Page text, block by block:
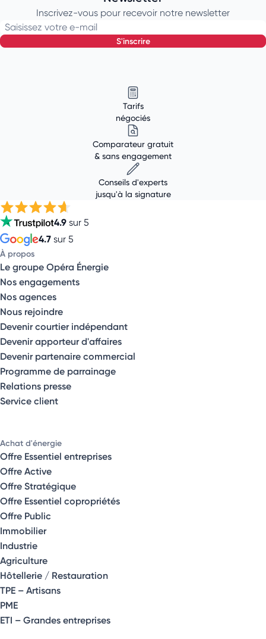
Inscrivez-vous pour recevoir notre newsletter
Saisissez votre e-mail
s'inscrire
Tarifs
négociés
Comparateur gratuit
& sans engagement
Conseils d'experts
jusqu'à la signature
4.9 sur 5
4.7 sur 5
À propos
Le groupe Opéra Énergie
Nos engagements
Nos agences
Nous rejoindre
Devenir courtier indépendant
Devenir apporteur d'affaires
Devenir partenaire commercial
Programme de parrainage
Relations presse
Service client
Achat d'énergie
Offre Essentiel entreprises
Offre Active
Offre Stratégique
Offre Essentiel copropriétés
Offre Public
Immobilier
Industrie
Agriculture
Hôtellerie / Restauration
TPE – Artisans
PME
ETI – Grandes entreprises